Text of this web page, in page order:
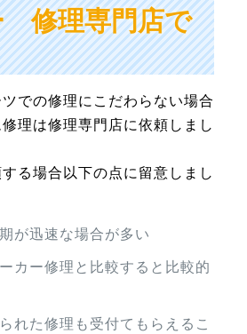
修理専門店で
での修理にこだわらない場合
理は修理専門店に依頼しまし
る場合以下の点に留意しまし
が迅速な場合が多い
カー修理と比較すると比較的
れた修理も受付てもらえるこ